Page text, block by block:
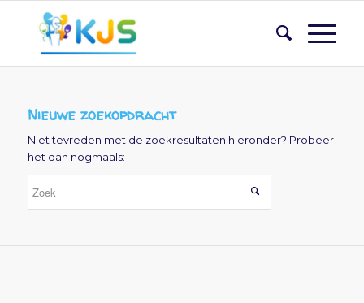
Nieuwe zoekopdracht
Niet tevreden met de zoekresultaten hieronder? Probeer
het dan nogmaals: